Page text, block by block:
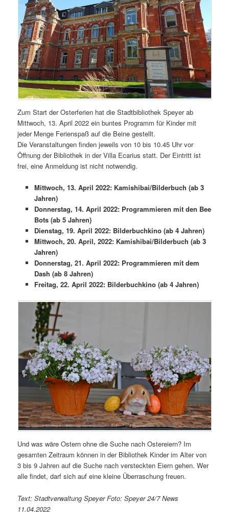
Zum Start der Osterferien hat die Stadtbibliothek Speyer ab
Mittwoch, 13. April 2022 ein buntes Programm für Kinder mit
jeder Menge Ferienspaß auf die Beine gestellt.
Die Veranstaltungen finden jeweils von 10 bis 10.45 Uhr vor
Öffnung der Bibliothek in der Villa Ecarius statt. Der Eintritt ist
frei, eine Anmeldung ist nicht notwendig.
Mittwoch, 13. April 2022: Kamishibai/Bilderbuch (ab 3
Jahren)
Donnerstag, 14. April 2022: Programmieren mit den Bee
Bots (ab 5 Jahren)
Dienstag, 19. April 2022: Bilderbuchkino (ab 4 Jahren)
Mittwoch, 20. April, 2022: Kamishibai/Bilderbuch (ab 3
Jahren)
Donnerstag, 21. April 2022: Programmieren mit dem
Dash (ab 8 Jahren)
Freitag, 22. April 2022: Bilderbuchkino (ab 4 Jahren)
Und was wäre Ostern ohne die Suche nach Ostereiern? Im
gesamten Zeitraum können in der Bibliothek Kinder im Alter von
3 bis 9 Jahren auf die Suche nach versteckten Eiern gehen. Wer
alle findet, darf sich auf eine kleine Überraschung freuen.
Text: Stadtverwaltung Speyer Foto: Speyer 24/7 News
11.04.2022